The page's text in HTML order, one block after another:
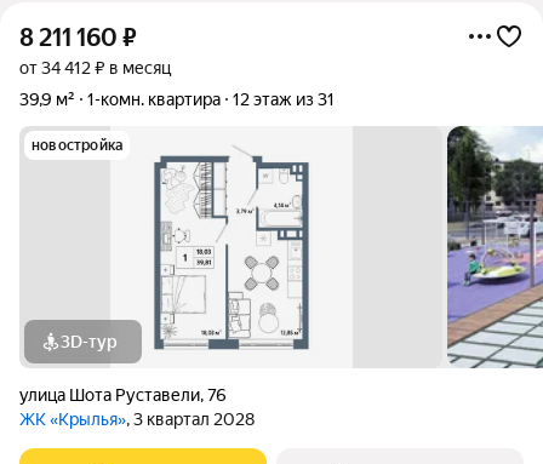
8 211 160 ₽
от 34 412 ₽ в месяц
39,9 м²
1-комн. квартира 12 этаж из 31
новостройка
3D-тур
улица Шота Руставели,76
ЖК «Крылья», 3 квартал 2028